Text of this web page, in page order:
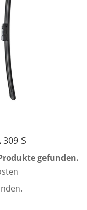
S
gefunden.